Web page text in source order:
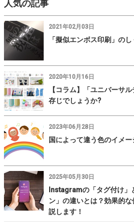
人気の記事
2021年02月03日
「擬似エンボス印刷」の
2020年10月16日
【コラム】「ユニバーサ
存じでしょうか?
2023年06月28日
国によって違う色のイメー
2025年05月30日
Instagramの「タグ付け」
ン」の違いとは？効果的
説します！